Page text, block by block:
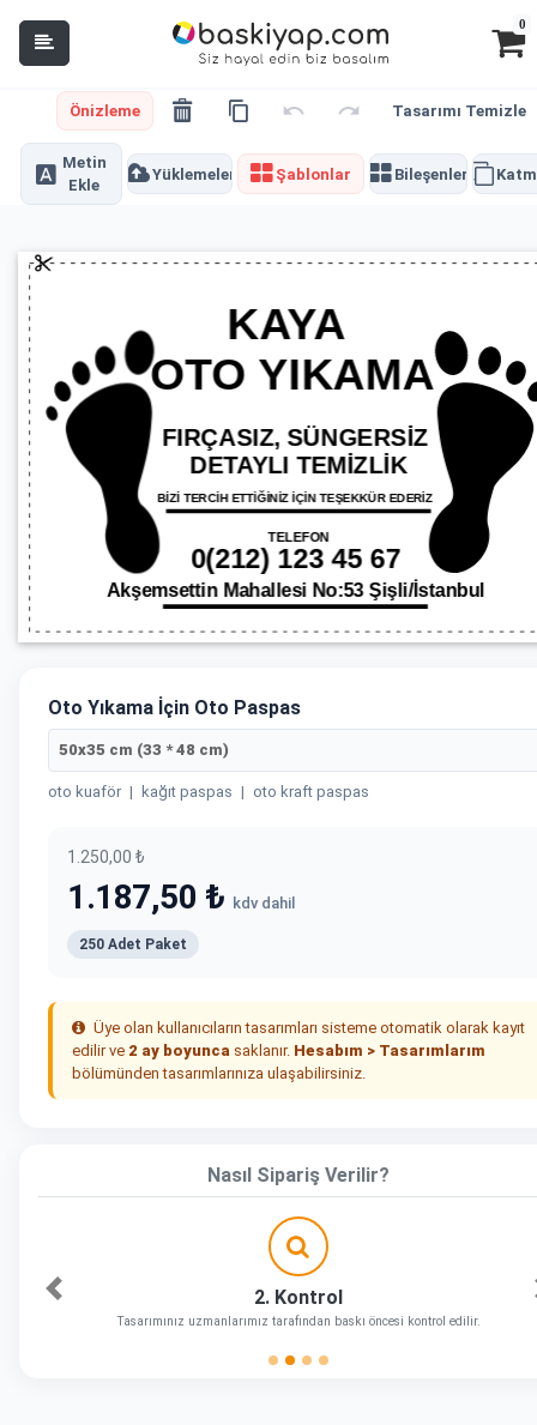
0
Önizleme Tasarımı Temizle
Metin
Ekle
Yüklemeler Şablonlar Bileşenler
Oto Yıkama İçin Oto Paspas
50x35 cm (33 * 48 cm)
oto kuaför | kağıt paspas | oto kraft paspas
1.250,00 ₺
1.187,50 ₺ kdv dahil
250 Adet Paket
Üye olan kullanıcıların tasarımları sisteme otomatik olarak kayıt
edilir ve 2 ay boyunca saklanır. Hesabım > Tasarımlarım
bölümünden tasarımlarınıza ulaşabilirsiniz.
Nasıl Sipariş Verilir?
2. Kontrol
Tasarımınız uzmanlarımız tarafından baskı öncesi kontrol edilir.
Önceki